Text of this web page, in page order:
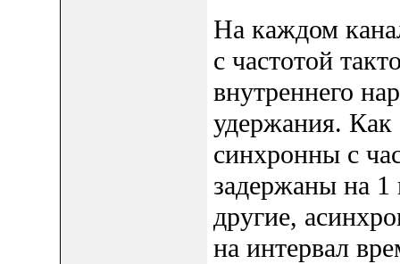
На каждом
с частотой
внутреннего
удержания. Как
синхронны с
задержаны на 1
другие,
на интервал